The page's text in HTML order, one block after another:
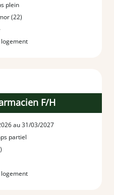
plein
(22)
F/H
au 31/03/2027
partiel